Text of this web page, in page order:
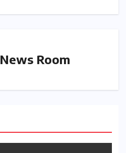
News Room